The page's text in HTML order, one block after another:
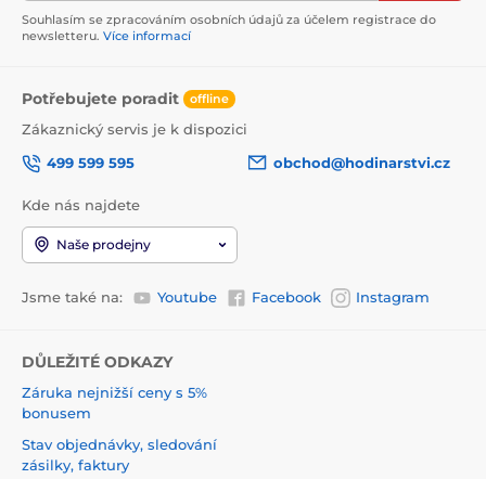
Souhlasím se zpracováním osobních údajů za účelem registrace do
newsletteru. Více informací
Potřebujete poradit offline
Zákaznický servis je k dispozici
499 599 595
obchod@hodinarstvi.cz
Kde nás najdete
Naše prodejny
Jsme také na: Youtube Facebook Instagram
DŮLEŽITÉ ODKAZY
Záruka nejnižší ceny s 5%
bonusem
Stav objednávky, sledování
zásilky, faktury